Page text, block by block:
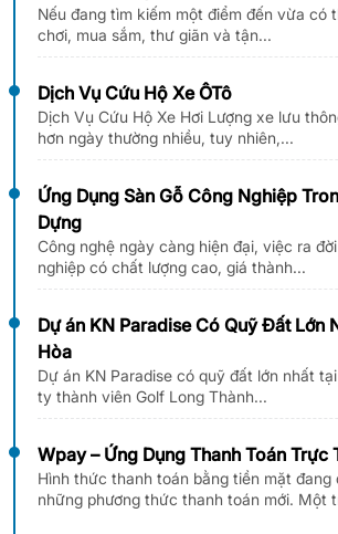
Nếu đang tìm kiếm một điểm đến vừa có
chơi, mua sắm, thư giãn và tận...
Dịch Vụ Cứu Hộ Xe ÔTô
Dịch Vụ Cứu Hộ Xe Hơi Lượng xe lưu
hơn ngày thường nhiều, tuy nhiên,...
Ứng Dụng Sàn Gỗ Công Nghiệp
Dựng
Công nghệ ngày càng hiện đại, việc ra
nghiệp có chất lượng cao, giá thành...
Dự án KN Paradise Có Quỹ Đất Lớn
Hòa
Dự án KN Paradise có quỹ đất lớn nhất
ty thành viên Golf Long Thành...
Wpay – Ứng Dụng Thanh Toán Trực
Hình thức thanh toán bằng tiền mặt
những phương thức thanh toán mới. Một